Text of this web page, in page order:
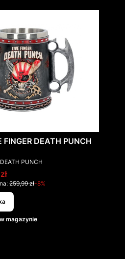
FINGER DEATH PUNCH
PUNCH
259,99 zł-8%
w magazynie